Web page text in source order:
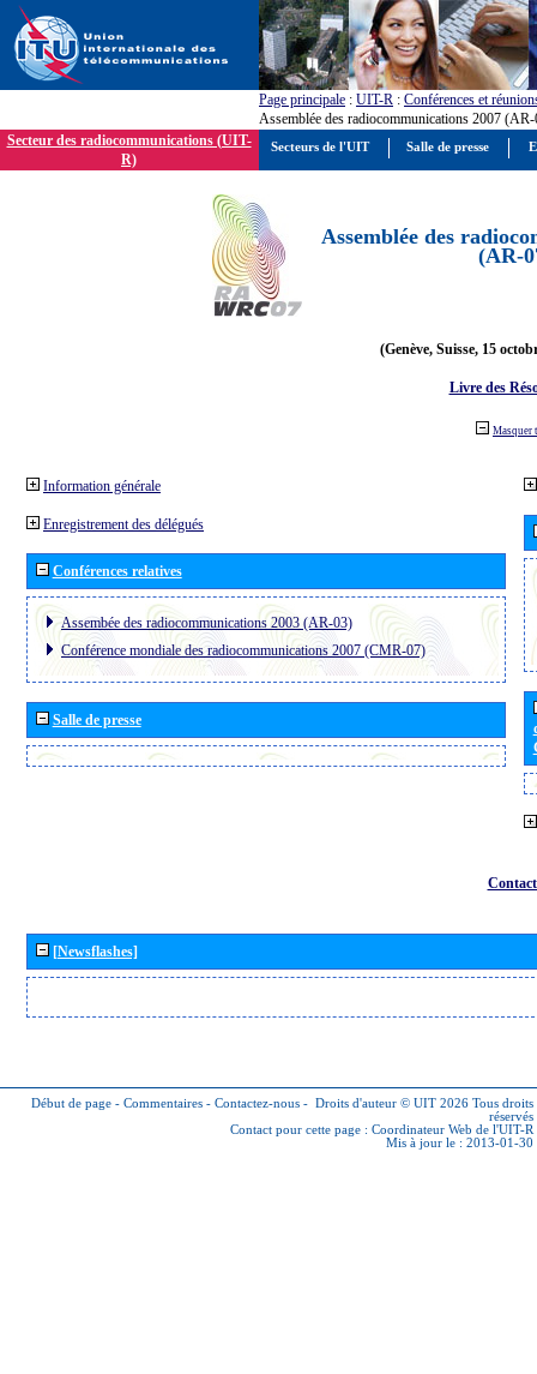
Page principale : UIT-R : Conférences et
Assemblée des radiocommunications 2007
Secteur des radiocommunications (UIT-
R)
Assemblée des
(AR-
(Genève, Suisse, 15
Livre des
Masquer
Information générale
Enregistrement des délégués
Conférences relatives
Assembée des radiocommunications 2003 (AR-03)
Conférence mondiale des radiocommunications 2007 (CMR-07)
Salle de presse
[Newsflashes]
Début de page - Commentaires - Contactez-nous - Droits d'auteur © UIT 2026 Tous droits
réservés
Contact pour cette page : Coordinateur Web de l'UIT-R
Mis à jour le : 2013-01-30
Secteurs de l'UIT Salle de presse